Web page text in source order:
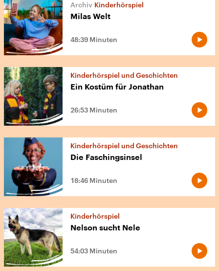
Kinderhörspiel
Milas Welt
48:39 Minuten
Kinderhörspiel und Geschichten
Ein Kostüm für Jonathan
26:53 Minuten
Kinderhörspiel und Geschichten
Die Faschingsinsel
18:46 Minuten
Kinderhörspiel
Nelson sucht Nele
54:03 Minuten